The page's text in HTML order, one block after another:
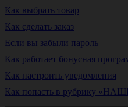
Как выбрать товар
Как сделать заказ
Если вы забыли пароль
Как работает бонусная
Как настроить уведомления
Как попасть в рубрику